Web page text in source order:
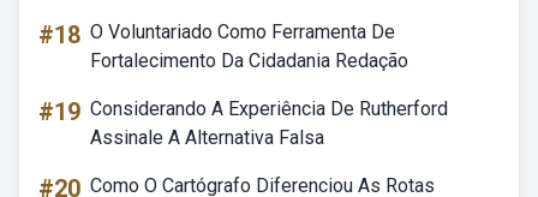
#18 O Voluntariado Como Ferramenta De
Fortalecimento Da Cidadania Redação
#19 Considerando A Experiência De Rutherford
Assinale A Alternativa Falsa
#20 Como O Cartógrafo Diferenciou As Rotas